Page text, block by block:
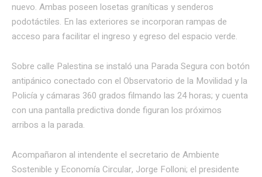
nuevo. Ambas poseen losetas graníticas y senderos
podotáctiles. En las exteriores se incorporan rampas de
acceso para facilitar el ingreso y egreso del espacio verde.
Sobre calle Palestina se instaló una Parada Segura con botón
antipánico conectado con el Observatorio de la Movilidad y la
Policía y cámaras 360 grados filmando las 24 horas; y cuenta
con una pantalla predictiva donde figuran los próximos
arribos a la parada.
Acompañaron al intendente el secretario de Ambiente
Sostenible y Economía Circular, Jorge Folloni; el presidente